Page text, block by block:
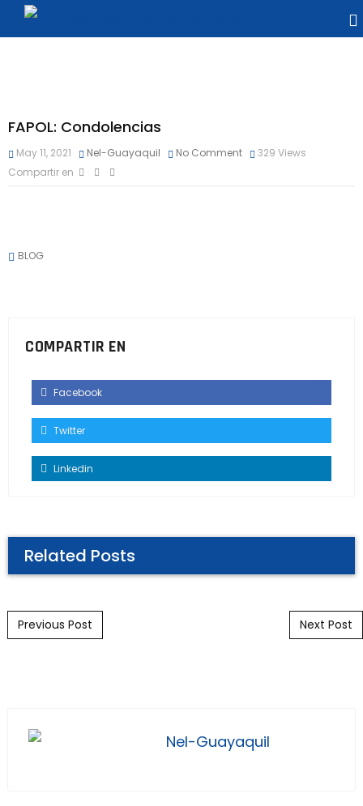
FAPOL: Condolencias
May 11, 2021 Nel-Guayaquil No Comment 329 Views
Compartir en
BLOG
COMPARTIR EN
Facebook
Twitter
Linkedin
Related Posts
Post navigation
Previous Post Next Post
Nel-Guayaquil